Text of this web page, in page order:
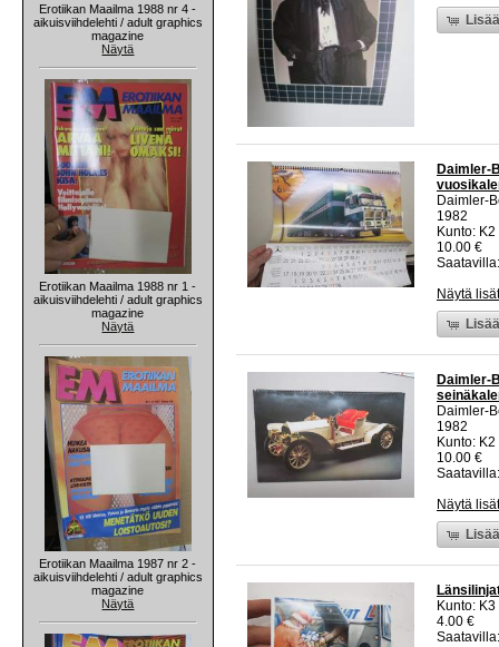
Erotiikan Maailma 1988 nr 4 -
aikuisviihdelehti / adult graphics
magazine
Näytä
Erotiikan Maailma 1988 nr 1 -
aikuisviihdelehti / adult graphics
magazine
Näytä
Erotiikan Maailma 1987 nr 2 -
aikuisviihdelehti / adult graphics
magazine
Näytä
Daimler-
Daimler-
1982
Kunto:
10.00 €
Näytä
Daimler-
Daimler-
1982
Kunto:
10.00 €
Näytä
Kunto:
4.00 €